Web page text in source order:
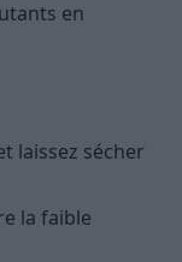
en
laissez sécher
la faible